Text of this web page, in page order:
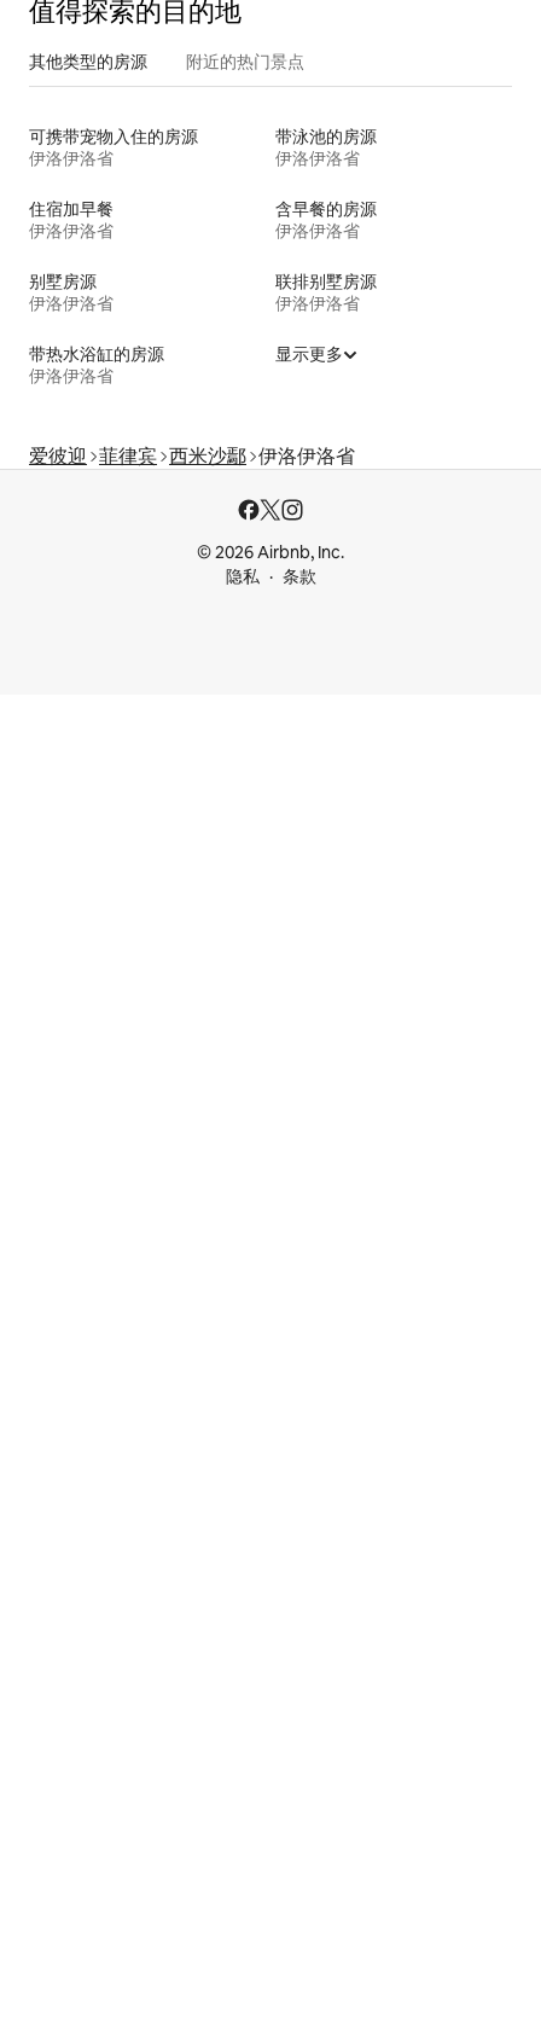
值得探索的目的地
其他类型的房源 附近的热门景点
可携带宠物入住的房源
伊洛伊洛省
带泳池的房源
伊洛伊洛省
住宿加早餐
伊洛伊洛省
含早餐的房源
伊洛伊洛省
别墅房源
伊洛伊洛省
联排别墅房源
伊洛伊洛省
带热水浴缸的房源
伊洛伊洛省
显示更多
爱彼迎 菲律宾 西米沙鄢 伊洛伊洛省
© 2026 Airbnb, Inc.
隐私
条款